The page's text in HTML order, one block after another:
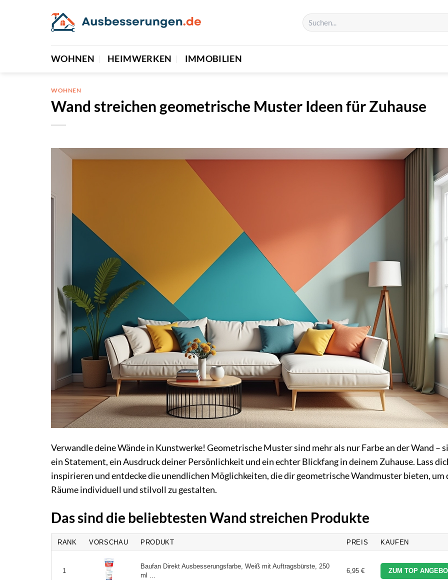
WOHNEN HEIMWERKEN IMMOBILIEN
WOHNEN
Wand streichen geometrische Muster Ideen für Zuhause
Verwandle deine Wände in Kunstwerke! Geometrische Muster sind mehr als nur Farbe an der Wand –
ein Statement, ein Ausdruck deiner Persönlichkeit und ein echter Blickfang in deinem Zuhause. Lass
inspirieren und entdecke die unendlichen Möglichkeiten, die dir geometrische Wandmuster bieten, um
Räume individuell und stilvoll zu gestalten.
Das sind die beliebtesten Wand streichen Produkte
RANK VORSCHAU PRODUKT PREIS KAUFEN
1
Baufan Direkt Ausbesserungsfarbe, Weiß mit Auftragsbürste, 250
ml ...
6,95 € ZUM TOP